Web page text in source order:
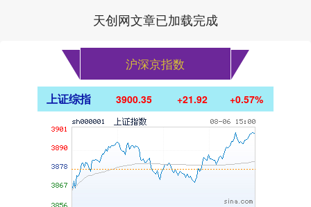
天创网文章已加载完成
沪深京指数
上证综指 3900.35 +21.92 +0.57%